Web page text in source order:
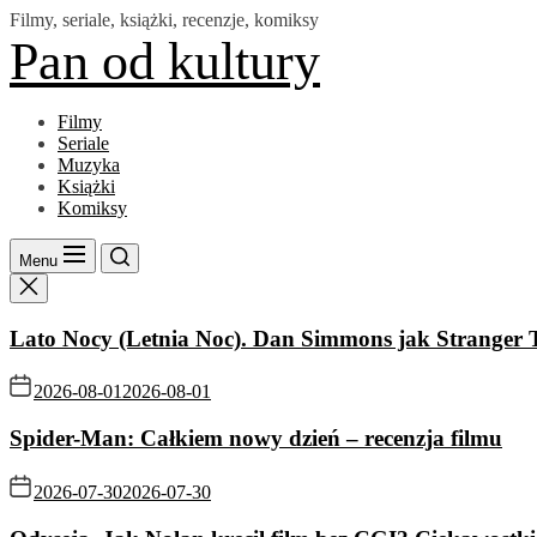
Skip
to
the
content
Filmy, seriale, książki, recenzje, komiksy
Pan od kultury
Filmy
Seriale
Muzyka
Książki
Komiksy
Menu
Lato Nocy (Letnia Noc). Dan Simmons jak Stranger
2026-08-012026-08-01
Spider-Man: Całkiem nowy dzień – recenzja filmu
2026-07-302026-07-30